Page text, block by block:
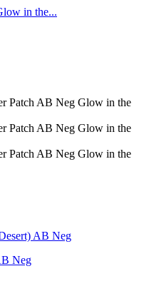
in the...
Neg